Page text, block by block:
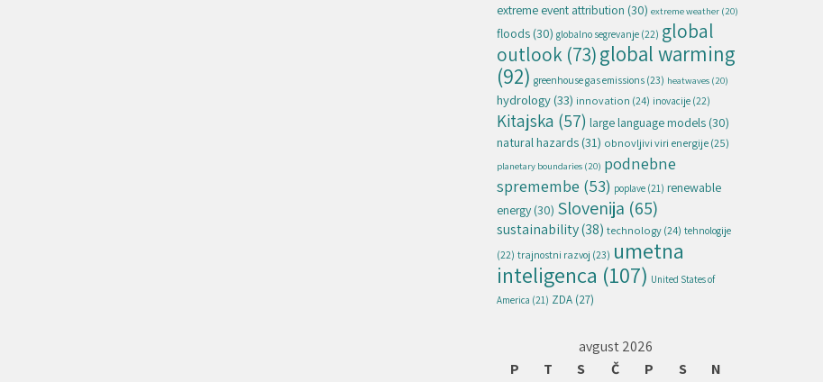
extreme event attribution (30) extreme weather (20)
floods (30) globalno segrevanje (22) global
outlook (73)global warming
(92) greenhouse gas emissions (23) heatwaves (20)
hydrology(33) innovation (24) inovacije (22)
Kitajska (57) large language models (30)
natural hazards (31) obnovljivi viri energije(25)
planetary boundaries (20) podnebne
spremembe (53) poplave (21) renewable
energy (30) Slovenija (65)
sustainability(38) technology(24) tehnologije
(22) trajnostni razvoj (23) umetna
inteligenca (107) United States of
America (21) ZDA (27)
avgust 2026
P
T S Č P S N